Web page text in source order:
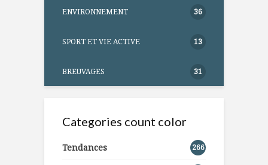
ENVIRONNEMENT 36
SPORT ET VIE ACTIVE 13
BREUVAGES 31
Categories count color
Tendances 266